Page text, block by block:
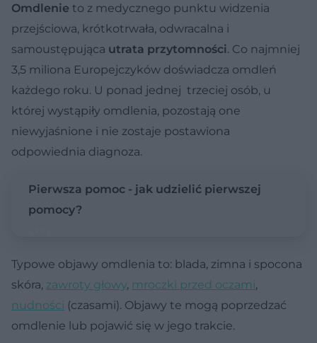
Omdlenie to z medycznego punktu widzenia
przejściowa, krótkotrwała, odwracalna i
samoustępująca utrata przytomności. Co najmniej
3,5 miliona Europejczyków doświadcza omdleń
każdego roku. U ponad jednej trzeciej osób, u
której wystąpiły omdlenia, pozostają one
niewyjaśnione i nie zostaje postawiona
odpowiednia diagnoza.
Pierwsza pomoc - jak udzielić pierwszej
pomocy?
Typowe objawy omdlenia to: blada, zimna i spocona
skóra, zawroty głowy, mroczki przed oczami,
nudności (czasami). Objawy te mogą poprzedzać
omdlenie lub pojawić się w jego trakcie.